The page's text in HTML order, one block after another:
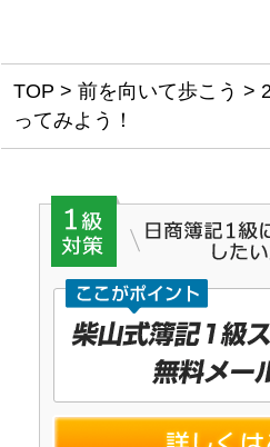
TOP > 前を向いて歩こう >
ってみよう！